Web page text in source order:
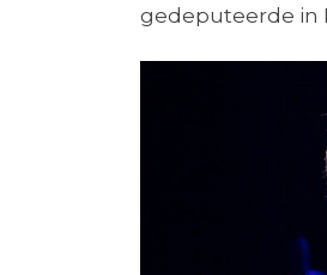
gedeputeerde in